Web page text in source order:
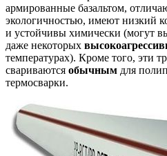
армированные базальтом,
экологичностью, имеют низкий
и устойчивы химически (могут
даже некоторых
температурах). Кроме того, эти
свариваются обычным для
термосварки.